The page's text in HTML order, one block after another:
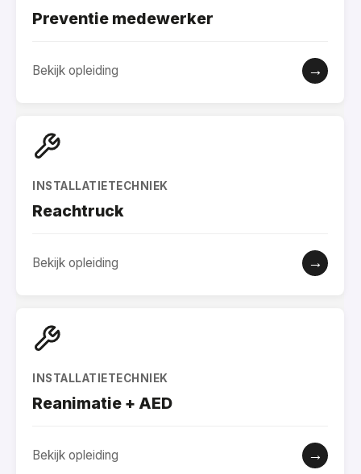
Preventie medewerker
Bekijk opleiding →
INSTALLATIETECHNIEK
Reachtruck
Bekijk opleiding →
INSTALLATIETECHNIEK
Reanimatie + AED
Bekijk opleiding →